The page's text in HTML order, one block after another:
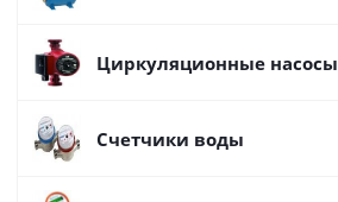
Циркуляционные насосы
Счетчики воды